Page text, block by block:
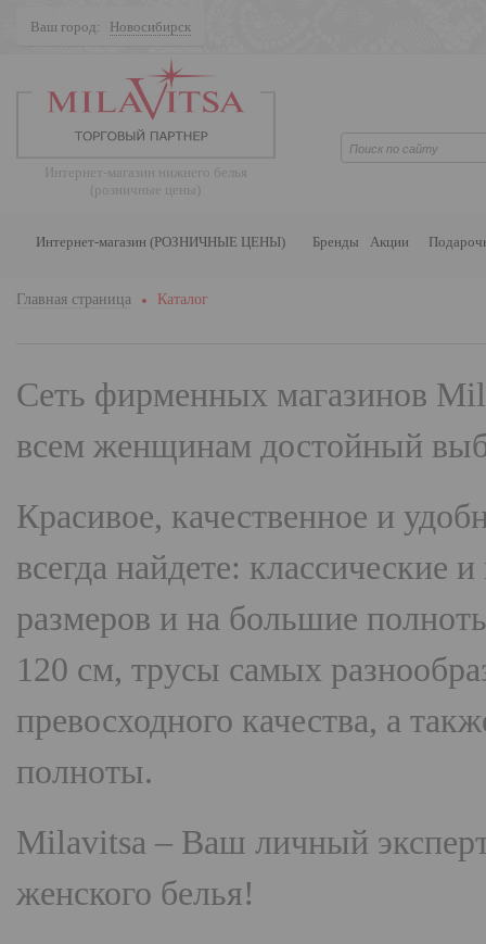
Ваш город: Новосибирск
Интернет-магазин нижнего белья
(розничные цены)
Интернет-магазин (РОЗНИЧНЫЕ ЦЕНЫ) Бренды Акции
Главная страница Каталог
Сеть фирменных магазинов
всем женщинам достойный
Красивое, качественное и
всегда найдете:
размеров и на большие
120 см, трусы самых
превосходного качества, а
полноты.
Milavitsa – Ваш личный
женского белья!